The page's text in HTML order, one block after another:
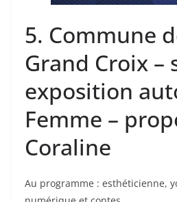
5. Commune
Grand Croix –
exposition
Femme –
Coraline
Au programme : esthéticienne,